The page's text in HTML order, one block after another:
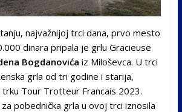
najvažnijoj trci dana, prvo mesto
dinara pripala je grlu Gracieuse
Bogdanovića iz Miloševca. U trci
grla od tri godine i starija,
trku Tour Trotteur Francais 2023.
pobednička grla u ovoj trci iznosila